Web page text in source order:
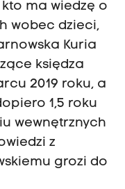
kto ma wiedzę o
wobec dzieci,
Kuria
księdza
2019 roku, a
1,5 roku
wewnętrznych
z
grozi do